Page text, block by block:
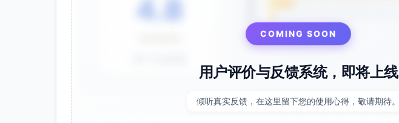
4.8
COMING SOON
用户评价与反馈系统，即将上线
倾听真实反馈，在这里留下您的使用心得，敬请期待。